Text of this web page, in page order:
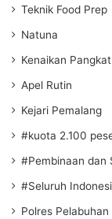
Teknik Food Prep
Natuna
Kenaikan Pangkat
Apel Rutin
Kejari Pemalang
#kuota 2.100
#Pembinaan dan
#Seluruh
Polres Pelabuhan